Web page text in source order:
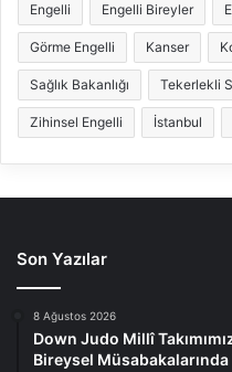
Engelli Engelli Bireyler
Görme Engelli Kanser
Sağlık Bakanlığı Tekerlekli
Zihinsel Engelli İstanbul
Son Yazılar
8 Ağustos 2026
Down Judo Millî
Bireysel Müsabakalarında